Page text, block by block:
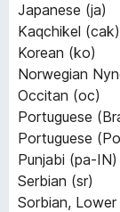
Japanese (ja)
Kaqchikel (cak)
Korean (ko)
Norwegian
Occitan (oc)
Portuguese
Portuguese
Punjabi (pa-IN)
Serbian (sr)
Sorbian,